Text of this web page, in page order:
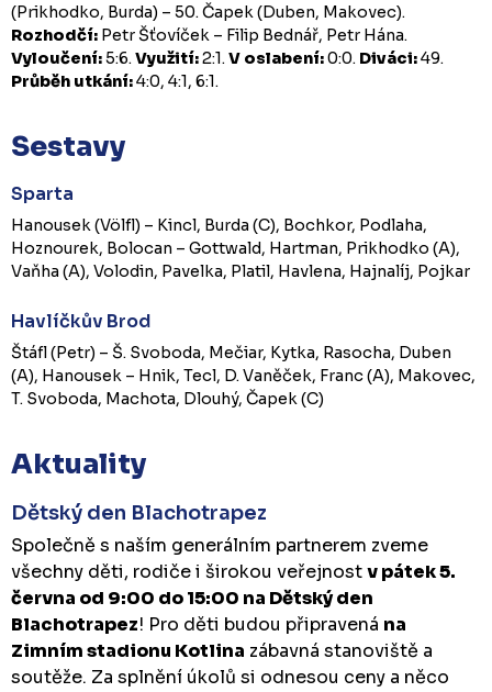
(Prikhodko, Burda) – 50. Čapek (Duben, Makovec).
Rozhodčí: Petr Šťovíček – Filip Bednář, Petr Hána.
Vyloučení:5:6.Využití:2:1.V oslabení:0:0. Diváci:49.
Průběh utkání:4:0, 4:1, 6:1.
Sestavy
Sparta
Hanousek (Völfl) – Kincl, Burda (C), Bochkor, Podlaha,
Hoznourek, Bolocan – Gottwald, Hartman, Prikhodko (A),
Vaňha (A), Volodin, Pavelka, Platil, Havlena, Hajnalíj, Pojkar
Havlíčkův Brod
Štáfl (Petr) – Š. Svoboda, Mečiar, Kytka, Rasocha, Duben
(A), Hanousek – Hnik, Tecl, D. Vaněček, Franc (A), Makovec,
T. Svoboda, Machota, Dlouhý, Čapek (C)
Aktuality
Dětský den Blachotrapez
Společně s naším generálním partnerem zveme
všechny děti, rodiče i širokou veřejnostv pátek 5.
června od 9:00 do 15:00 na Dětský den
Blachotrapez! Pro děti budou připravená na
Zimním stadionu Kotlina zábavná stanoviště a
soutěže. Za splnění úkolů si odnesou ceny a něco